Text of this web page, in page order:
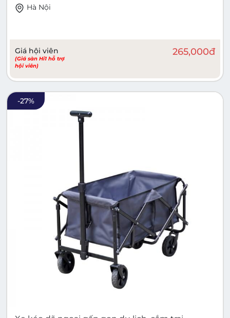
Hà Nội
Giá hội viên
(Giá sàn Hi1 hỗ trợ
hội viên)
265,000đ
-27%